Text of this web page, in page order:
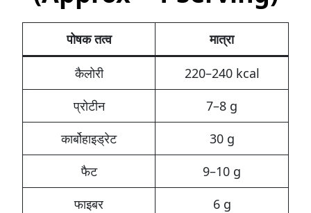
पोषक तत्व मात्रा
कैलोरी
220–240 kcal
प्रोटीन
7–8 g
कार्बोहाइड्रेट
30 g
फैट
9–10 g
फाइबर
6 g